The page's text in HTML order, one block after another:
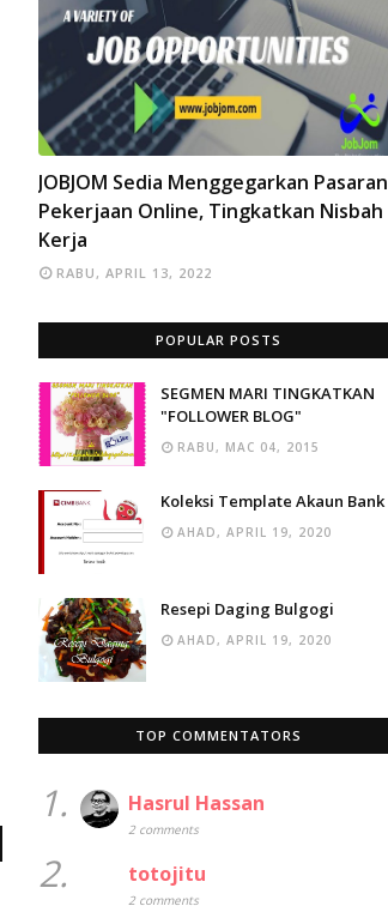
INFO
JOBJOM Sedia Menggegarkan Pasaran
Pekerjaan Online, Tingkatkan Nisbah
Kerja
RABU, APRIL 13, 2022
POPULAR POSTS
SEGMEN MARI TINGKATKAN
"FOLLOWER BLOG"
RABU, MAC 04, 2015
Koleksi Template Akaun Bank
AHAD, APRIL 19, 2020
Resepi Daging Bulgogi
AHAD, APRIL 19, 2020
TOP COMMENTATORS
1. Hasrul Hassan
2 comments
2. totojitu
2 comments